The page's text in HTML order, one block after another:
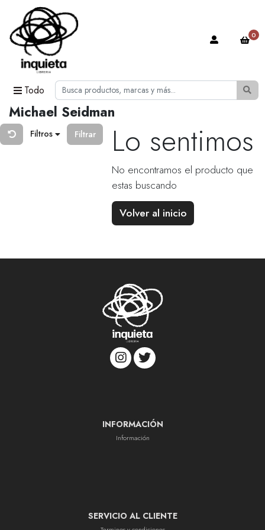
Todo
0
Michael Seidman
Filtros Filtrar Lo sentimos
No encontramos el producto que
estas buscando
Volver al inicio
INFORMACIÓN
Información
SERVICIO AL CLIENTE